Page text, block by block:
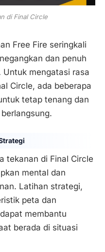
di Final Circle
Free Fire seringkali
dan penuh
mengatasi rasa
Circle, ada beberapa
tetap tenang dan
tekanan di Final Circle
mental dan
Latihan strategi,
peta dan
membantu
berada di situasi